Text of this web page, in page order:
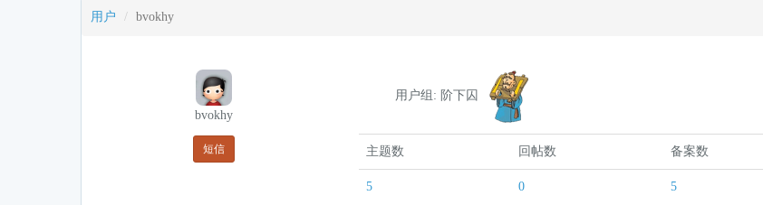
用户 bvokhy
bvokhy
短信
用户组: 阶下囚
主题数 回帖数 备案数
5 0 5